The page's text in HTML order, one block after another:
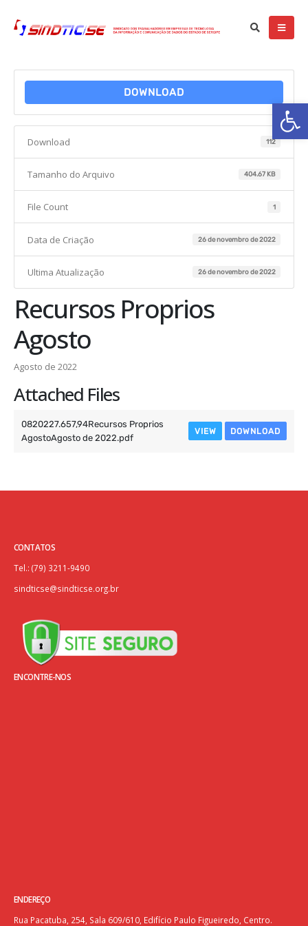
DOWNLOAD
Download 112
Tamanho do Arquivo 404.67 KB
File Count 1
Data de Criação 26 de novembro de 2022
Ultima Atualização 26 de novembro de 2022
Recursos Proprios
Agosto
Agosto de 2022
Attached Files
0820227.657,94Recursos Proprios
AgostoAgosto de 2022.pdf
VIEW DOWNLOAD
CONTATOS
Tel.: (79) 3211-9490
sindticse@sindticse.org.br
ENCONTRE-NOS
ENDEREÇO
Rua Pacatuba, 254, Sala 609/610, Edifício Paulo Figueiredo, Centro.